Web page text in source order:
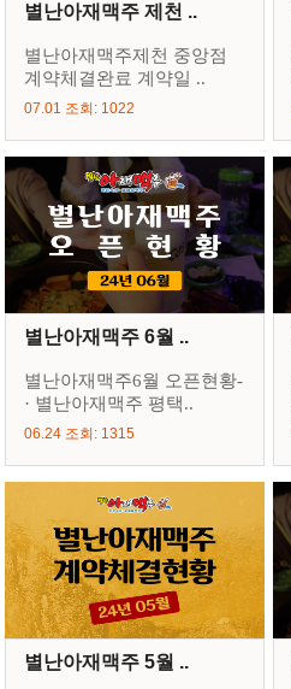
별난아재맥주 제천 ..
별난아재맥주제천 중앙점
계약체결완료 계약일 ..
07.01 조회: 1022
별난아재맥주 6월 ..
별난아재맥주6월 오픈현황-
· 별난아재맥주 평택..
06.24 조회: 1315
별난아재맥주 5월 ..